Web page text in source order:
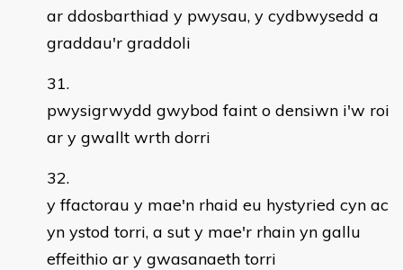
ar ddosbarthiad y pwysau, y cydbwysedd a
graddau'r graddoli
pwysigrwydd gwybod faint o densiwn i'w roi
ar y gwallt wrth dorri
y ffactorau y mae'n rhaid eu hystyried cyn ac
yn ystod torri, a sut y mae'r rhain yn gallu
effeithio ar y gwasanaeth torri